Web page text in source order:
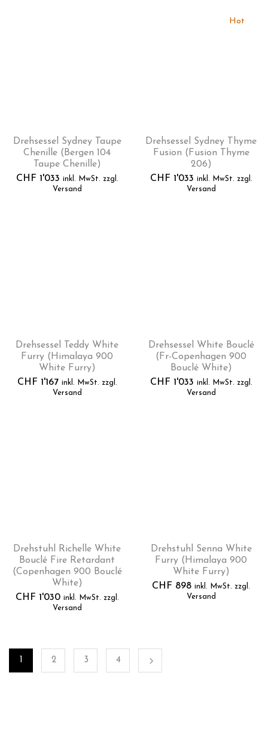
Drehsessel Sydney Taupe
Chenille (Bergen 104
Taupe Chenille)
CHF 1'033 inkl. MwSt. zzgl.
Versand
Hot
Drehsessel Sydney Thyme
Fusion (Fusion Thyme
206)
CHF 1'033 inkl. MwSt. zzgl.
Versand
Drehsessel Teddy White
Furry (Himalaya 900
White Furry)
CHF 1'167 inkl. MwSt. zzgl.
Versand
Drehsessel White Bouclé
(Fr-Copenhagen 900
Bouclé White)
CHF 1'033 inkl. MwSt. zzgl.
Versand
Drehstuhl Richelle White
Bouclé Fire Retardant
(Copenhagen 900 Bouclé
White)
CHF 1'030 inkl. MwSt. zzgl.
Versand
Drehstuhl Senna White
Furry (Himalaya 900
White Furry)
CHF 898 inkl. MwSt. zzgl.
Versand
1 2 3 4